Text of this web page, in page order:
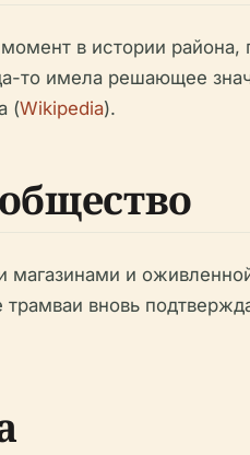
в истории района,
то имела решающее
(Wikipedia).
и
вновь